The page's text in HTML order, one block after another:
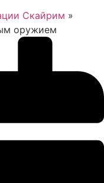
Скайрим »
оружием